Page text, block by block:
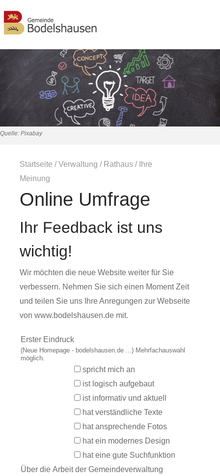
Quelle: Pixabay
Startseite /Verwaltung / Rathaus / Ihre
Meinung
Online Umfrage
Ihr Feedback ist uns
wichtig!
Wir möchten die neue Website weiter für Sie
verbessern. Nehmen Sie sich einen Moment Zeit
und teilen Sie uns Ihre Anregungen zur Webseite
von www.bodelshausen.de mit.
Erster Eindruck
(Neue Homepage - bodelshausen.de ...) Mehrfachauswahl
möglich.
spricht mich an
ist logisch aufgebaut
ist informativ und aktuell
hat verständliche Texte
hat ansprechende Fotos
hat ein modernes Design
hat eine gute Suchfunktion
Über die Arbeit der Gemeindeverwaltung